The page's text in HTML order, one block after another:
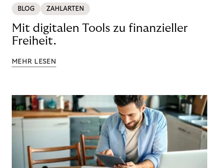
BLOG ZAHLARTEN
Mit digitalen Tools zu finanzieller
Freiheit.
MEHR LESEN